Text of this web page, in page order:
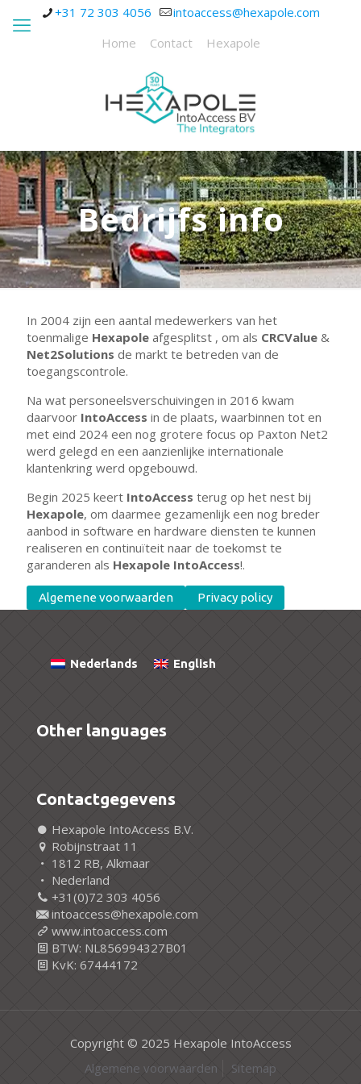
+31 72 303 4056
intoaccess@hexapole.com
Home
Contact Hexapole
Bedrijfs info
In 2004 zijn een aantal medewerkers van het
toenmalige Hexapole afgesplitst , om als CRCValue &
Net2Solutions de markt te betreden van de
toegangscontrole.
Na wat personeelsverschuivingen in 2016 kwam
daarvoor IntoAccess in de plaats, waarbinnen tot en
met eind 2024 een nog grotere focus op Paxton Net2
werd gelegd en een aanzienlijke internationale
klantenkring werd opgebouwd.
Begin 2025 keert IntoAccess terug op het nest bij
Hexapole, om daarmee gezamenlijk een nog breder
aanbod in software en hardware diensten te kunnen
realiseren en continuïteit naar de toekomst te
garanderen als Hexapole IntoAccess!.
Algemene voorwaarden Privacy policy
Nederlands English
Other languages
Contactgegevens
Hexapole IntoAccess B.V.
Robijnstraat 11
1812 RB, Alkmaar
Nederland
+31(0)72 303 4056
intoaccess@hexapole.com
www.intoaccess.com
BTW: NL856994327B01
KvK: 67444172
Copyright © 2025 Hexapole IntoAccess
Algemene voorwaarden
Sitemap